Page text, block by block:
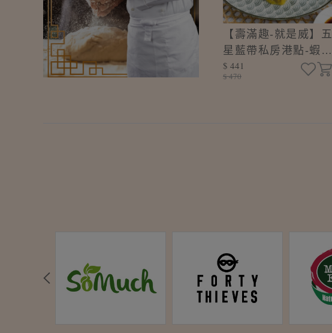
【壽滿趣-就是威】五
星藍帶私房港點-蝦仁
燒賣(12顆/盒)
$ 441
$ 470